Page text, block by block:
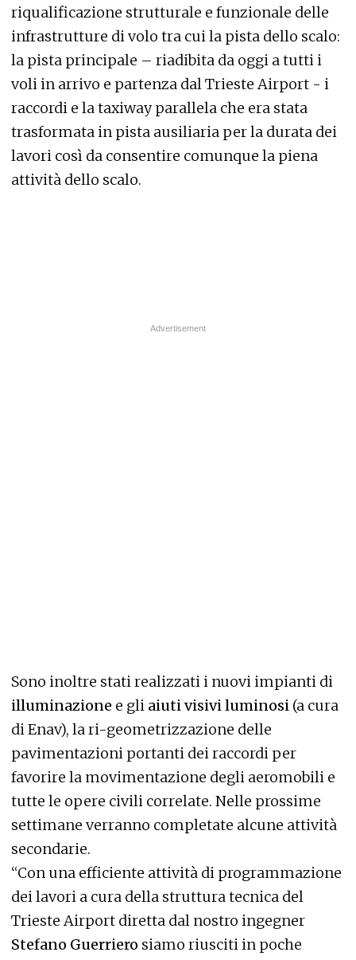
riqualificazione strutturale e funzionale delle
infrastrutture di volo tra cui la pista dello scalo:
la pista principale – riadibita da oggi a tutti i
voli in arrivo e partenza dal Trieste Airport - i
raccordi e la taxiway parallela che era stata
trasformata in pista ausiliaria per la durata dei
lavori così da consentire comunque la piena
attività dello scalo.
Sono inoltre stati realizzati i nuovi impianti di
illuminazione e gli aiuti visivi luminosi (a cura
di Enav), la ri-geometrizzazione delle
pavimentazioni portanti dei raccordi per
favorire la movimentazione degli aeromobili e
tutte le opere civili correlate. Nelle prossime
settimane verranno completate alcune attività
secondarie.
“Con una efficiente attività di programmazione
dei lavori a cura della struttura tecnica del
Trieste Airport diretta dal nostro ingegner
Stefano Guerriero siamo riusciti in poche